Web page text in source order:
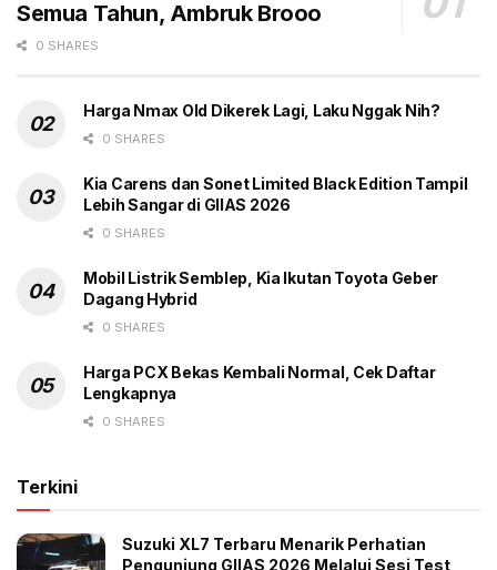
Tags: Headline
Semua Tahun, Ambruk Brooo
0 SHARES
Harga Nmax Old Dikerek Lagi, Laku Nggak Nih?
0 SHARES
Kia Carens dan Sonet Limited Black Edition Tampil
Lebih Sangar di GIIAS 2026
0 SHARES
Mobil Listrik Semblep, Kia Ikutan Toyota Geber
Dagang Hybrid
0 SHARES
Harga PCX Bekas Kembali Normal, Cek Daftar
Lengkapnya
0 SHARES
Terkini
Suzuki XL7 Terbaru Menarik Perhatian
Pengunjung GIIAS 2026 Melalui Sesi Test